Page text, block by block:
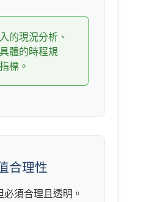
的現況分析、
體的時程規
標。
合理性
須合理且透明。